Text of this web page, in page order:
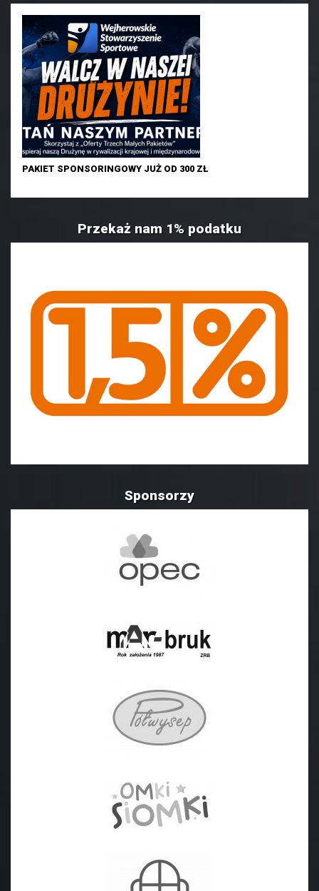
PAKIET SPONSORINGOWY JUŻ OD 300 ZŁ
Przekaż nam 1% podatku
Sponsorzy